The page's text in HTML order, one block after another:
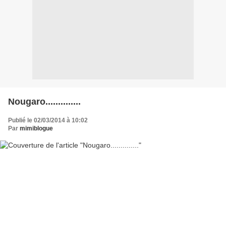
Nougaro..............
Publié le 02/03/2014 à 10:02
Par mimiblogue